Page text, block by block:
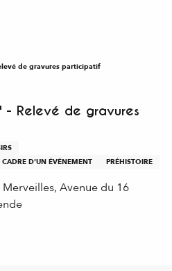
de gravures participatif
- Relevé de gravures
D'UN ÉVÉNEMENT
PRÉHISTOIRE
Avenue du 16